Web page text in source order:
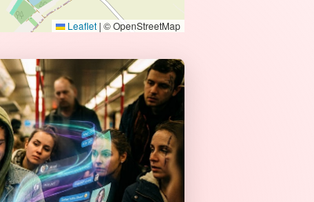
Leaflet | © OpenStreetMap